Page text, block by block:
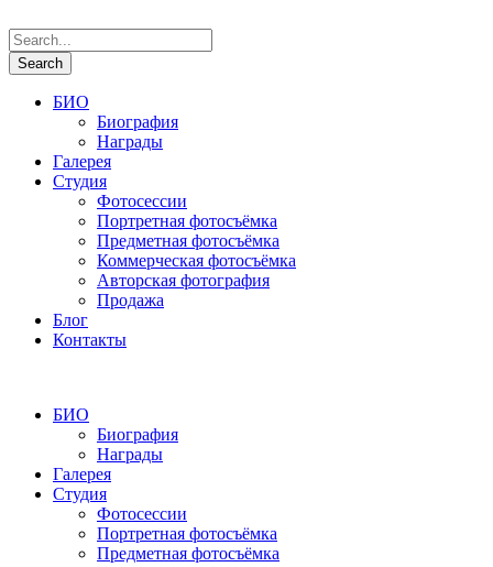
БИО
Биография
Награды
Галерея
Студия
Фотосессии
Портретная фотосъёмка
Предметная фотосъёмка
Коммерческая фотосъёмка
Авторская фотография
Продажа
Блог
Контакты
БИО
Биография
Награды
Галерея
Студия
Фотосессии
Портретная фотосъёмка
Предметная фотосъёмка